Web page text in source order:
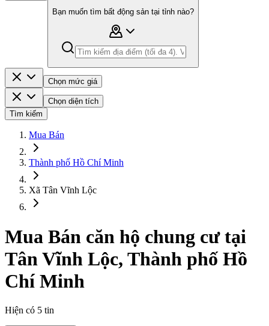
Bạn muốn tìm bất động sản tại tỉnh nào?
Chọn mức giá
Chọn diện tích
Tìm kiếm
Mua Bán
Thành phố Hồ Chí Minh
Xã Tân Vĩnh Lộc
Mua Bán căn hộ chung cư tại
Tân Vĩnh Lộc, Thành phố Hồ
Chí Minh
Hiện có 5 tin